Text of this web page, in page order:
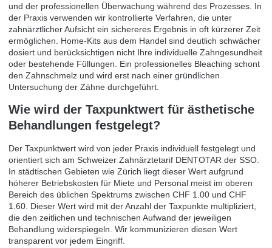
und der professionellen Überwachung während des Prozesses. In
der Praxis verwenden wir kontrollierte Verfahren, die unter
zahnärztlicher Aufsicht ein sichereres Ergebnis in oft kürzerer Zeit
ermöglichen. Home-Kits aus dem Handel sind deutlich schwächer
dosiert und berücksichtigen nicht Ihre individuelle Zahngesundheit
oder bestehende Füllungen. Ein professionelles Bleaching schont
den Zahnschmelz und wird erst nach einer gründlichen
Untersuchung der Zähne durchgeführt.
Wie wird der Taxpunktwert für ästhetische
Behandlungen festgelegt?
Der Taxpunktwert wird von jeder Praxis individuell festgelegt und
orientiert sich am Schweizer Zahnärztetarif DENTOTAR der SSO.
In städtischen Gebieten wie Zürich liegt dieser Wert aufgrund
höherer Betriebskosten für Miete und Personal meist im oberen
Bereich des üblichen Spektrums zwischen CHF 1.00 und CHF
1.60. Dieser Wert wird mit der Anzahl der Taxpunkte multipliziert,
die den zeitlichen und technischen Aufwand der jeweiligen
Behandlung widerspiegeln. Wir kommunizieren diesen Wert
transparent vor jedem Eingriff.